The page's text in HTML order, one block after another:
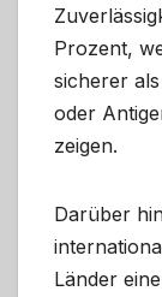
Prozent,
sicherer
oder
zeigen.
Darüber
Länder